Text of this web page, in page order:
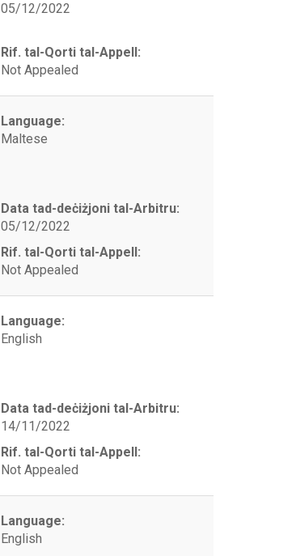
05/12/2022
Rif. tal-Qorti tal-Appell:
Not Appealed
Language:
Maltese
Data tad-deċiżjoni tal-Arbitru:
05/12/2022
Rif. tal-Qorti tal-Appell:
Not Appealed
Language:
English
Data tad-deċiżjoni tal-Arbitru:
14/11/2022
Rif. tal-Qorti tal-Appell:
Not Appealed
Language:
English